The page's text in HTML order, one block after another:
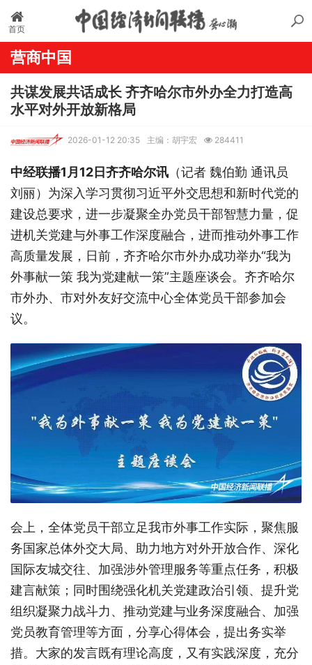
首页
营商中国
共谋发展共话成长 齐齐哈尔市外办全力打造高
水平对外开放新格局
2026-01-12 20:35 主编：胡宇宏 284411
中经联播1月12日齐齐哈尔讯 （记者 魏伯勤 通讯员
刘丽）为深入学习贯彻习近平外交思想和新时代党的
建设总要求，进一步凝聚全办党员干部智慧力量，促
进机关党建与外事工作深度融合，进而推动外事工作
高质量发展，日前，齐齐哈尔市外办成功举办“我为
外事献一策 我为党建献一策”主题座谈会。齐齐哈尔
市外办、市对外友好交流中心全体党员干部参加会
议。
会上，全体党员干部立足我市外事工作实际，聚焦服
务国家总体外交大局、助力地方对外开放合作、深化
国际友城交往、加强涉外管理服务等重点任务，积极
建言献策；同时围绕强化机关党建政治引领、提升党
组织凝聚力战斗力、推动党建与业务深度融合、加强
党员教育管理等方面，分享心得体会，提出务实举
措。大家的发言既有理论高度，又有实践深度，充分